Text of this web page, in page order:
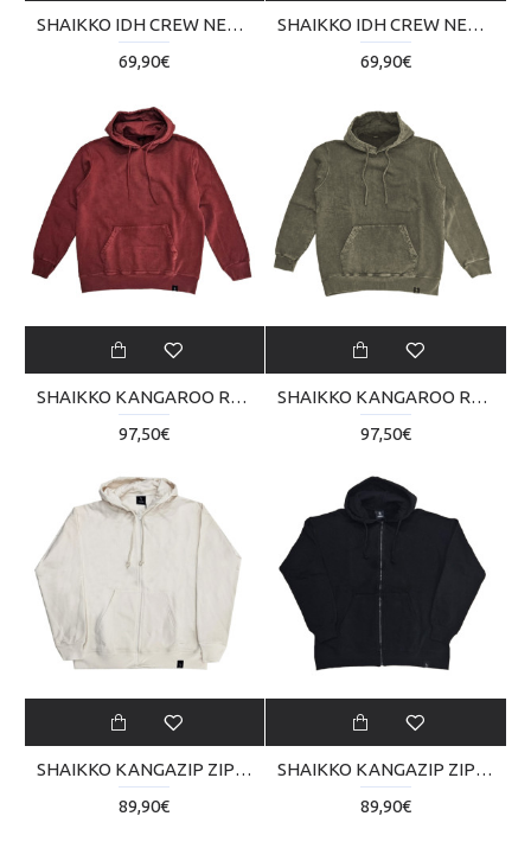
SHAIKKO IDH CREW NECK LS 295 gsm FRENCH TERRY SKU226TA01-02V
69,90€
SHAIKKO IDH CREW NECK LS 295 gsm FRENCH TERRY SKU226TA01-06V
69,90€
SHAIKKO KANGAROO REVERSE SKU225TM11-1111
97,50€
SHAIKKO KANGAROO REVERSE SKU225TM11-5252
97,50€
SHAIKKO KANGAZIP ZIP HOODIE SKU225TC01-0707
89,90€
SHAIKKO KANGAZIP ZIP HOODIE SKU225TC01-2020
89,90€